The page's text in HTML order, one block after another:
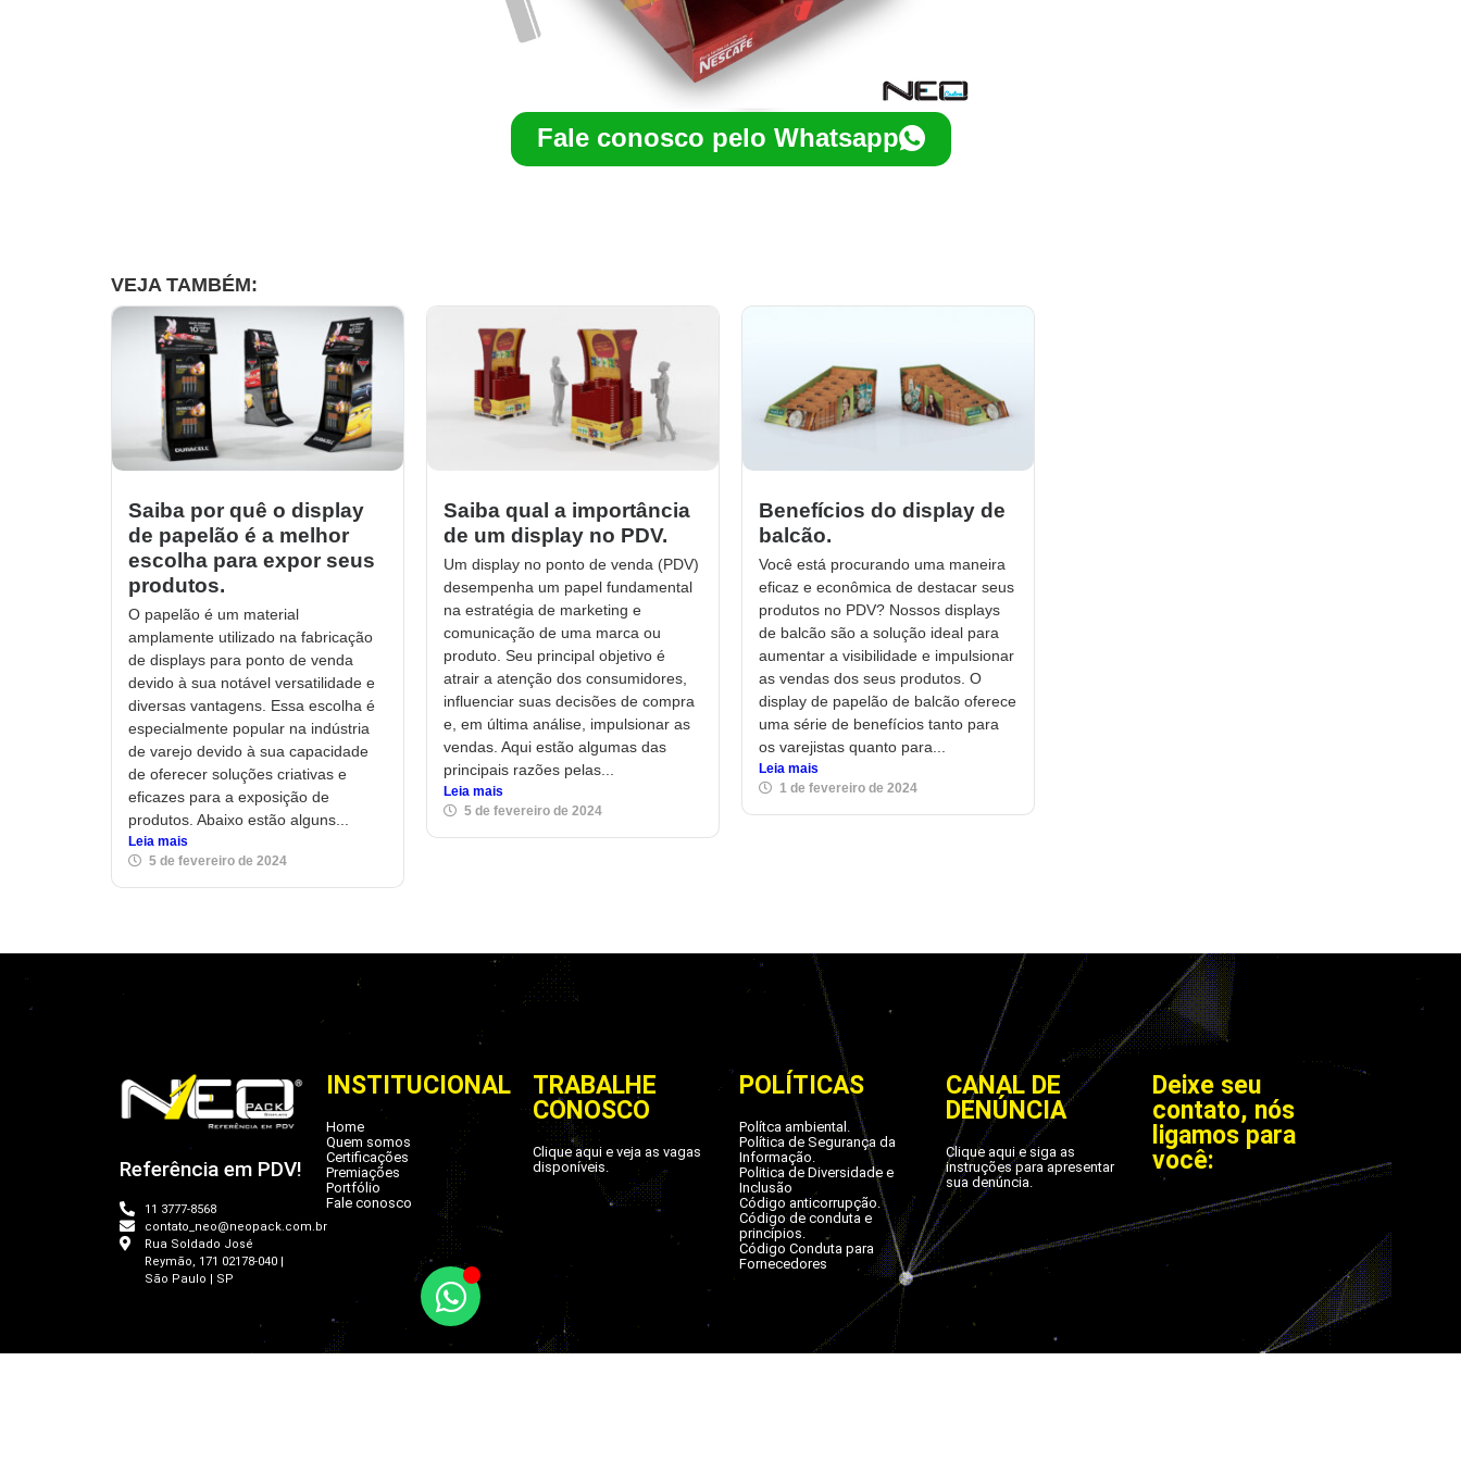
Fale conosco pelo Whatsapp
VEJA TAMBÉM:
Saiba por quê o display
de papelão é a melhor
escolha para expor seus
produtos.
O papelão é um material
amplamente utilizado na fabricação
de displays para ponto de venda
devido à sua notável versatilidade e
diversas vantagens. Essa escolha é
especialmente popular na indústria
de varejo devido à sua capacidade
de oferecer soluções criativas e
eficazes para a exposição de
produtos. Abaixo estão alguns...
Leia mais
5 de fevereiro de 2024
Saiba qual a importância
de um display no PDV.
Um display no ponto de venda (PDV)
desempenha um papel fundamental
na estratégia de marketing e
comunicação de uma marca ou
produto. Seu principal objetivo é
atrair a atenção dos consumidores,
influenciar suas decisões de compra
e, em última análise, impulsionar as
vendas. Aqui estão algumas das
principais razões pelas...
Leia mais
5 de fevereiro de 2024
Benefícios do display de
balcão.
Você está procurando uma maneira
eficaz e econômica de destacar seus
produtos no PDV? Nossos displays
de balcão são a solução ideal para
aumentar a visibilidade e impulsionar
as vendas dos seus produtos. O
display de papelão de balcão oferece
uma série de benefícios tanto para
os varejistas quanto para...
Leia mais
1 de fevereiro de 2024
Referência em PDV!
11 3777-8568
contato_neo@neopack.com.br
Rua Soldado José
Reymão, 171 02178-040 |
São Paulo | SP
INSTITUCIONAL
Home
Quem somos
Certificações
Premiações
Portfólio
Fale conosco
TRABALHE
CONOSCO
Clique aqui e veja as vagas
disponíveis.
POLÍTICAS
Polítca ambiental.
Política de Segurança da
Informação.
Politica de Diversidade e
Inclusão
Código anticorrupção.
Código de conduta e
princípios.
Código Conduta para
Fornecedores
CANAL DE
DENÚNCIA
Clique aqui e siga as
instruções para apresentar
sua denúncia.
Deixe seu
contato, nós
ligamos para
você: